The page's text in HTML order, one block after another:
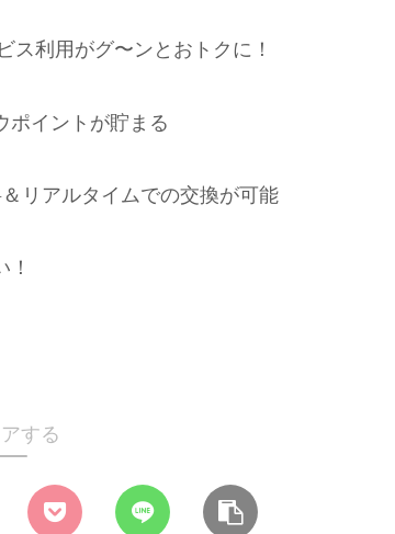
ス利用がグ〜ンとおトクに！
ポイントが貯まる
リアルタイムでの交換が可能
する